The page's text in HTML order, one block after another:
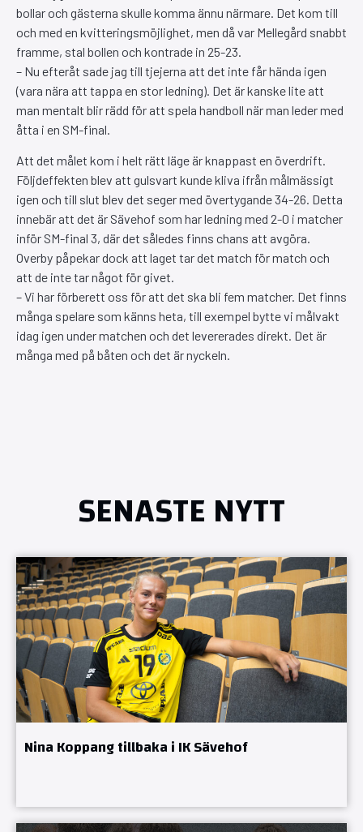
bollar och gästerna skulle komma ännu närmare. Det kom till
och med en kvitteringsmöjlighet, men då var Mellegård snabbt
framme, stal bollen och kontrade in 25-23.
– Nu efteråt sade jag till tjejerna att det inte får hända igen
(vara nära att tappa en stor ledning). Det är kanske lite att
man mentalt blir rädd för att spela handboll när man leder med
åtta i en SM-final.
Att det målet kom i helt rätt läge är knappast en överdrift.
Följdeffekten blev att gulsvart kunde kliva ifrån målmässigt
igen och till slut blev det seger med övertygande 34-26. Detta
innebär att det är Sävehof som har ledning med 2-0 i matcher
inför SM-final 3, där det således finns chans att avgöra.
Overby påpekar dock att laget tar det match för match och
att de inte tar något för givet.
– Vi har förberett oss för att det ska bli fem matcher. Det finns
många spelare som känns heta, till exempel bytte vi målvakt
idag igen under matchen och det levererades direkt. Det är
många med på båten och det är nyckeln.
SENASTE NYTT
Nina Koppang tillbaka i IK Sävehof